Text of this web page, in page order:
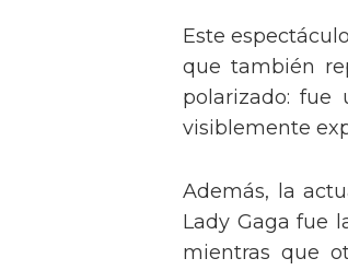
Este
que también
polarizado: fue
visiblemente
Además, la
Lady Gaga fue
mientras que